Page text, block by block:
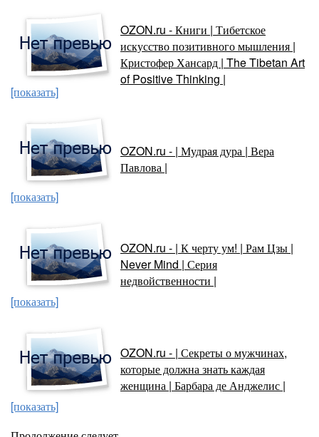
[показать]
OZON.ru - Книги | Тибетское
искусство позитивного мышления |
Кристофер Хансард | The Tibetan Art
of Positive Thinking |
[показать]
OZON.ru - | Мудрая дура | Вера
Павлова |
[показать]
OZON.ru - | К черту ум! | Рам Цзы |
Never Mind | Серия
недвойственности |
[показать]
OZON.ru - | Секреты о мужчинах,
которые должна знать каждая
женщина | Барбара де Анджелис |